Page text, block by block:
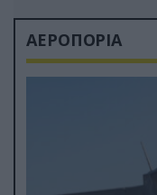
ΑΕΡΟΠΟΡΙΑ